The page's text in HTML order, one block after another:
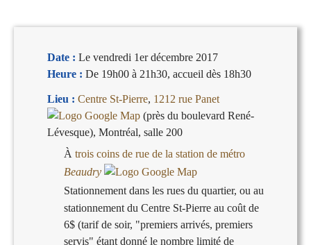
Date : Le vendredi 1er décembre 2017
Heure : De 19h00 à 21h30, accueil dès 18h30
Lieu : Centre St-Pierre, 1212 rue Panet
(près du boulevard René-
Lévesque), Montréal, salle 200
À trois coins de rue de la station de métro
Beaudry
Stationnement dans les rues du quartier, ou au
stationnement du Centre St-Pierre au coût de
6$ (tarif de soir, "premiers arrivés, premiers
servis" étant donné le nombre limité de